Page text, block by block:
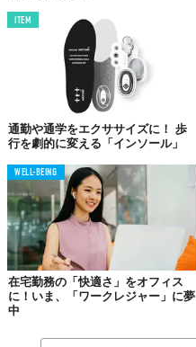
ITEM
通勤や通学をエクササイズに！ 歩
行を劇的に変える「インソール」
WELL-BEING
在宅勤務の「快適さ」をオフィス
に！いま、「ワークレジャー」に夢
中